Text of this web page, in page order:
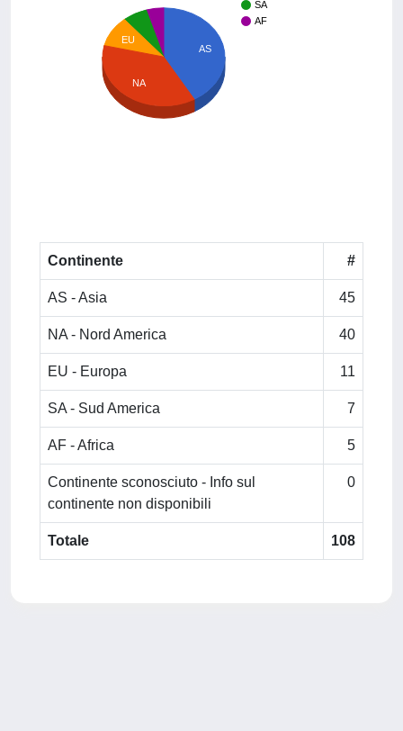
SA
AF
AS
EU
NA
Continente #
AS - Asia 45
NA - Nord America 40
EU - Europa 11
SA - Sud America 7
AF - Africa 5
Continente sconosciuto - Info sul
continente non disponibili
0
Totale 108